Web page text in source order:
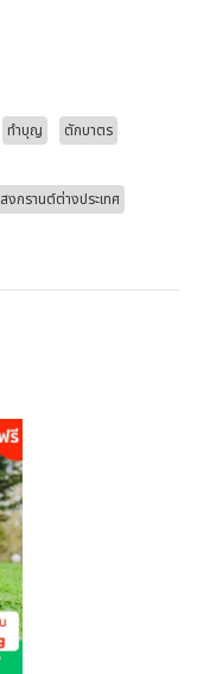
ทำบุญ
ตักบาตร
สงกรานต์ต่างประเทศ